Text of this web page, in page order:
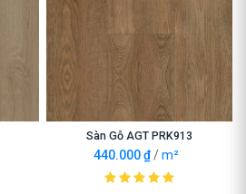
Sàn Gỗ AGT PRK913
440.000₫ /m²